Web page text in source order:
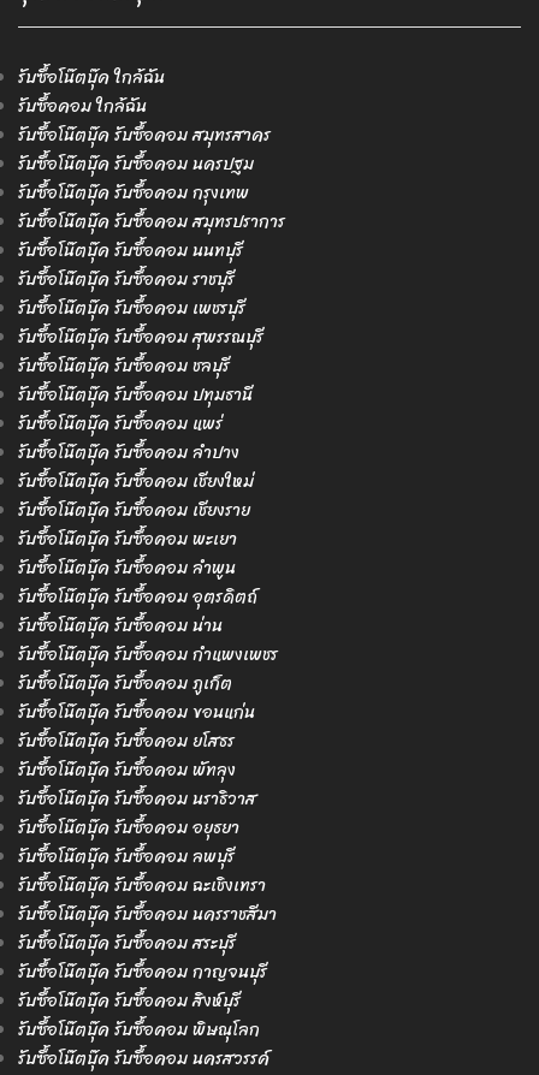
รับซื้อโน๊ตบุ๊ค ใกล้ฉัน
รับซื้อคอม ใกล้ฉัน
รับซื้อโน๊ตบุ๊ค รับซื้อคอม สมุทรสาคร
รับซื้อโน๊ตบุ๊ค รับซื้อคอม นครปฐม
รับซื้อโน๊ตบุ๊ค รับซื้อคอม กรุงเทพ
รับซื้อโน๊ตบุ๊ค รับซื้อคอม สมุทรปราการ
รับซื้อโน๊ตบุ๊ค รับซื้อคอม นนทบุรี
รับซื้อโน๊ตบุ๊ค รับซื้อคอม ราชบุรี
รับซื้อโน๊ตบุ๊ค รับซื้อคอม เพชรบุรี
รับซื้อโน๊ตบุ๊ค รับซื้อคอม สุพรรณบุรี
รับซื้อโน๊ตบุ๊ค รับซื้อคอม ชลบุรี
รับซื้อโน๊ตบุ๊ค รับซื้อคอม ปทุมธานี
รับซื้อโน๊ตบุ๊ค รับซื้อคอม แพร่
รับซื้อโน๊ตบุ๊ค รับซื้อคอม ลำปาง
รับซื้อโน๊ตบุ๊ค รับซื้อคอม เชียงใหม่
รับซื้อโน๊ตบุ๊ค รับซื้อคอม เชียงราย
รับซื้อโน๊ตบุ๊ค รับซื้อคอม พะเยา
รับซื้อโน๊ตบุ๊ค รับซื้อคอม ลำพูน
รับซื้อโน๊ตบุ๊ค รับซื้อคอม อุตรดิตถ์
รับซื้อโน๊ตบุ๊ค รับซื้อคอม น่าน
รับซื้อโน๊ตบุ๊ค รับซื้อคอม กำแพงเพชร
รับซื้อโน๊ตบุ๊ค รับซื้อคอม ภูเก็ต
รับซื้อโน๊ตบุ๊ค รับซื้อคอม ขอนแก่น
รับซื้อโน๊ตบุ๊ค รับซื้อคอม ยโสธร
รับซื้อโน๊ตบุ๊ค รับซื้อคอม พัทลุง
รับซื้อโน๊ตบุ๊ค รับซื้อคอม นราธิวาส
รับซื้อโน๊ตบุ๊ค รับซื้อคอม อยุธยา
รับซื้อโน๊ตบุ๊ค รับซื้อคอม ลพบุรี
รับซื้อโน๊ตบุ๊ค รับซื้อคอม ฉะเชิงเทรา
รับซื้อโน๊ตบุ๊ค รับซื้อคอม นครราชสีมา
รับซื้อโน๊ตบุ๊ค รับซื้อคอม สระบุรี
รับซื้อโน๊ตบุ๊ค รับซื้อคอม กาญจนบุรี
รับซื้อโน๊ตบุ๊ค รับซื้อคอม สิงห์บุรี
รับซื้อโน๊ตบุ๊ค รับซื้อคอม พิษณุโลก
รับซื้อโน๊ตบุ๊ค รับซื้อคอม นครสวรรค์